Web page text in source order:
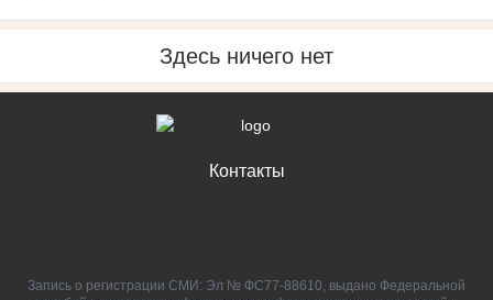
Здесь ничего нет
Контакты
Запись о регистрации СМИ: Эл № ФС77-88610, выдано Федеральной